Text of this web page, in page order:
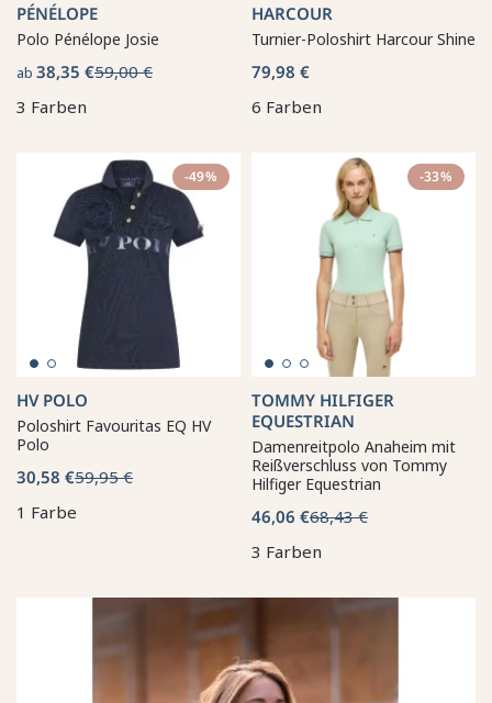
PÉNÉLOPE
Polo Pénélope Josie
ab 38,35 €59,00 €
3 Farben
HARCOUR
Turnier-Poloshirt Harcour Shine
79,98 €
6 Farben
-49%
HV POLO
Poloshirt Favouritas EQ HV
Polo
30,58 €59,95 €
1 Farbe
-33%
TOMMY HILFIGER
EQUESTRIAN
Damenreitpolo Anaheim mit
Reißverschluss von Tommy
Hilfiger Equestrian
46,06 €68,43 €
3 Farben